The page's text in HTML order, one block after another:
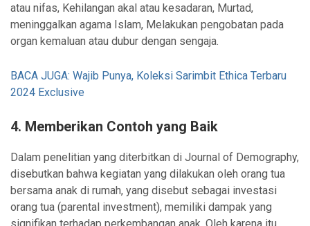
atau nifas, Kehilangan akal atau kesadaran, Murtad,
meninggalkan agama Islam, Melakukan pengobatan pada
organ kemaluan atau dubur dengan sengaja.
BACA JUGA: Wajib Punya, Koleksi Sarimbit Ethica Terbaru
2024 Exclusive
4. Memberikan Contoh yang Baik
Dalam penelitian yang diterbitkan di Journal of Demography,
disebutkan bahwa kegiatan yang dilakukan oleh orang tua
bersama anak di rumah, yang disebut sebagai investasi
orang tua (parental investment), memiliki dampak yang